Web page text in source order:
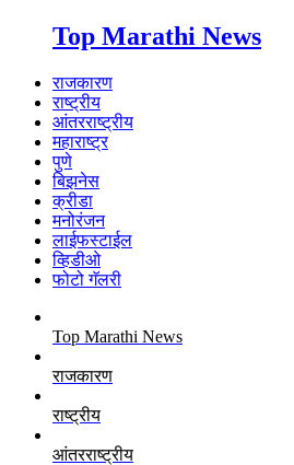
Top Marathi News
राजकारण
राष्ट्रीय
आंतरराष्ट्रीय
महाराष्ट्र
पुणे
बिझनेस
क्रीडा
मनोरंजन
लाईफस्टाईल
व्हिडीओ
फोटो गॅलरी
Top Marathi News
राजकारण
राष्ट्रीय
आंतरराष्ट्रीय